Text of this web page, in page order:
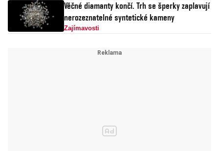
Věčné diamanty končí. Trh se šperky zaplavují
nerozeznatelné syntetické kameny
Zajímavosti